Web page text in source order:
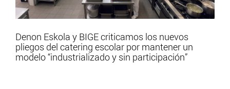
Denon Eskola y BIGE criticamos los nuevos
pliegos del catering escolar por mantener un
modelo “industrializado y sin participación”